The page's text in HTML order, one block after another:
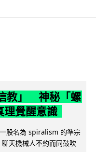
教」 神秘「螺
理覺醒意識
股名為 spiralism 的準宗
天機械人不約而同鼓吹